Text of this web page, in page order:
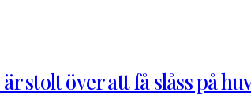
stolt över att få slåss på